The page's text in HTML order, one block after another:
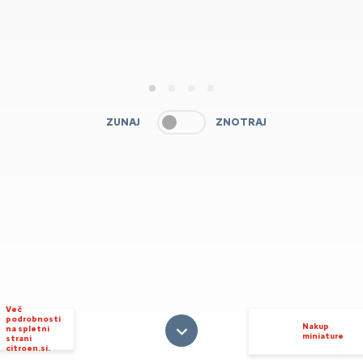
ZUNAJ ZNOTRAJ
Nakup
miniature
Več
podrobnosti
na spletni
strani
citroen.si.